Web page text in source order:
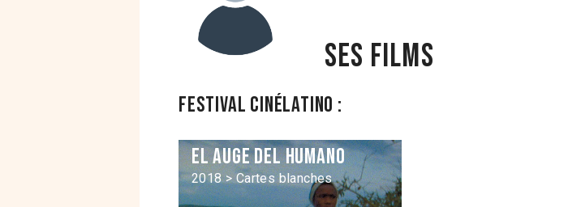
Ses films
Festival Cinélatino :
El Auge del humano
2018 > Cartes blanches